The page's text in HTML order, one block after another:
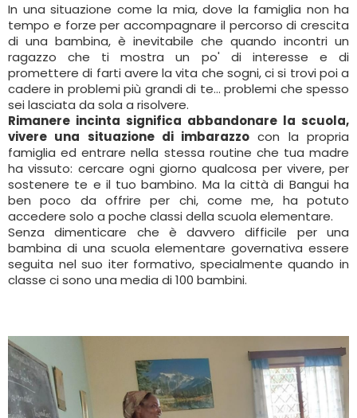
In una situazione come la mia, dove la famiglia non ha
tempo e forze per accompagnare il percorso di crescita
di una bambina, è inevitabile che quando incontri un
ragazzo che ti mostra un po' di interesse e di
promettere di farti avere la vita che sogni, ci si trovi poi a
cadere in problemi più grandi di te… problemi che spesso
sei lasciata da sola a risolvere.
Rimanere incinta significa abbandonare la scuola,
vivere una situazione di imbarazzo con la propria
famiglia ed entrare nella stessa routine che tua madre
ha vissuto: cercare ogni giorno qualcosa per vivere, per
sostenere te e il tuo bambino. Ma la città di Bangui ha
ben poco da offrire per chi, come me, ha potuto
accedere solo a poche classi della scuola elementare.
Senza dimenticare che è davvero difficile per una
bambina di una scuola elementare governativa essere
seguita nel suo iter formativo, specialmente quando in
classe ci sono una media di 100 bambini.